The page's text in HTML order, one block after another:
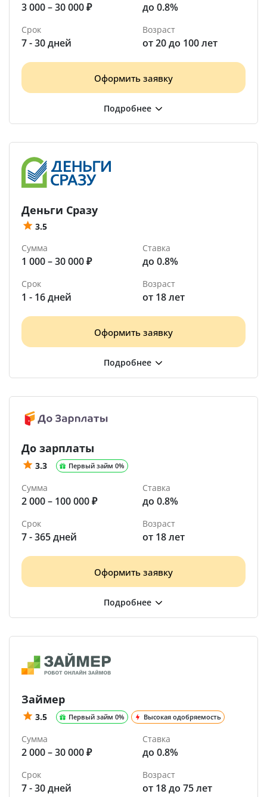
3 000 – 30 000 ₽ до 0.8%
Срок
7 - 30 дней
Возраст
от 20 до 100 лет
Оформить заявку
Деньги Сразу
3.5
Сумма
1 000 – 30 000 ₽
Ставка
до 0.8%
Срок
1 - 16 дней
Возраст
от 18 лет
Оформить заявку
До зарплаты
3.3 Первый займ 0%
Сумма
2 000 – 100 000 ₽
Ставка
до 0.8%
Срок
7 - 365 дней
Возраст
от 18 лет
Оформить заявку
Займер
3.5 Первый займ 0% Высокая одобряемость
Сумма
2 000 – 30 000 ₽
Ставка
до 0.8%
Срок
7 - 30 дней
Возраст
от 18 до 75 лет